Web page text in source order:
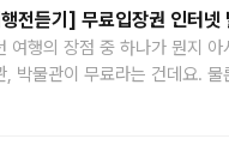
까이 걸린다는 말이 있을
다. 그래서 오늘 우리 투어에서는
영국박물관에 오시면 꼭 봐
전듣기] 무료입장권 인터넷
여행의 장점 중 하나가 뭔지 아
, 박물관이 무료라는 건데요. 물